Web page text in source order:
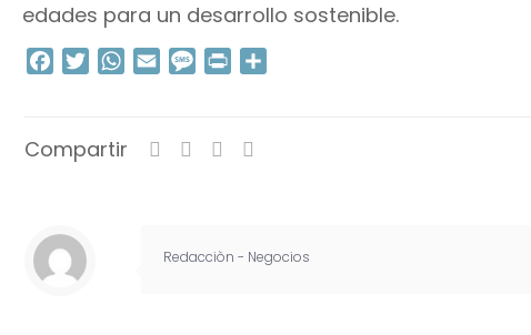
edades para un desarrollo sostenible.
Facebook
TwitterWhatsApp
Email Message
Print
Compartir
Redacciòn - Negocios